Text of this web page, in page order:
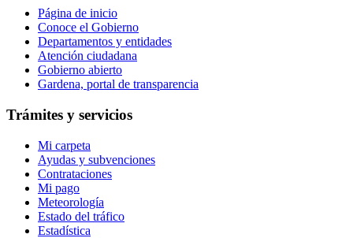
Página de inicio
Conoce el Gobierno
Departamentos y entidades
Atención ciudadana
Gobierno abierto
Gardena, portal de transparencia
Trámites y servicios
Mi carpeta
Ayudas y subvenciones
Contrataciones
Mi pago
Meteorología
Estado del tráfico
Estadística